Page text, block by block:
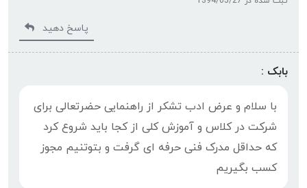
پاسخ دهید
بابک :
با سلام و عرض ادب تشکر از راهنمایی حضرتعالی برای
شرکت در کلاس و آموزش کلی از کجا باید شروع کرد
که حداقل مدرک فنی حرفه ای گرفت و بتوتنیم مجوز
کسب بگیریم